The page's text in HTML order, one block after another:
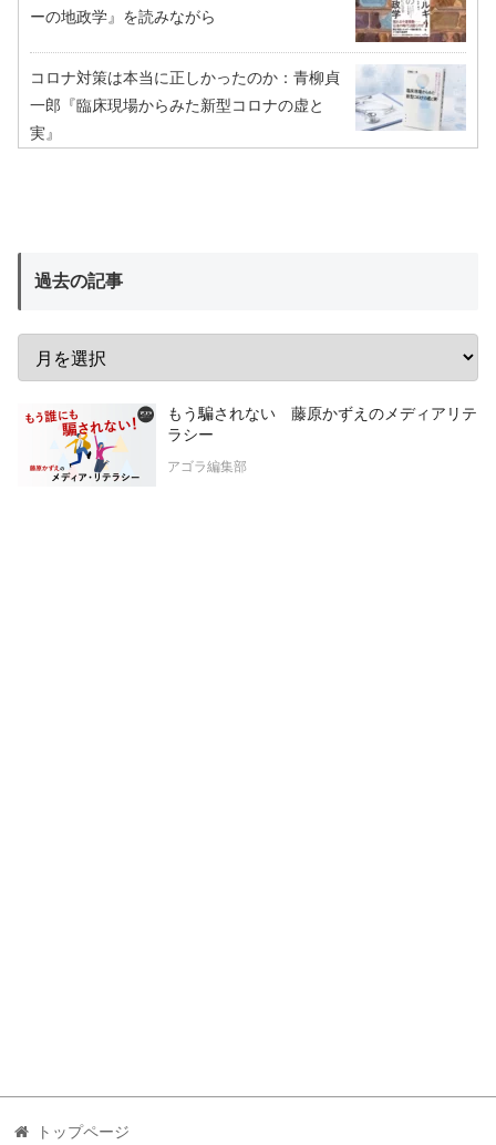
ーの地政学』を読みながら
コロナ対策は本当に正しかったのか：青柳貞
一郎『臨床現場からみた新型コロナの虚と
実』
過去の記事
もう騙されない 藤原かずえのメディアリテ
ラシー
アゴラ編集部
トップページ